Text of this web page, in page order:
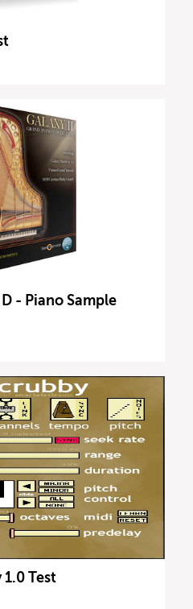
- Piano Sample
1.0 Test